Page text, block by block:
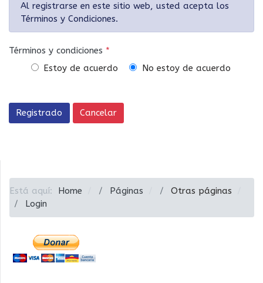
Al registrarse en este sitio web, usted acepta los
Términos y Condiciones.
Términos y condiciones *
Estoy de acuerdo
No estoy de acuerdo
Registrado Cancelar
Está aquí: Home Páginas
Otras páginas
Login